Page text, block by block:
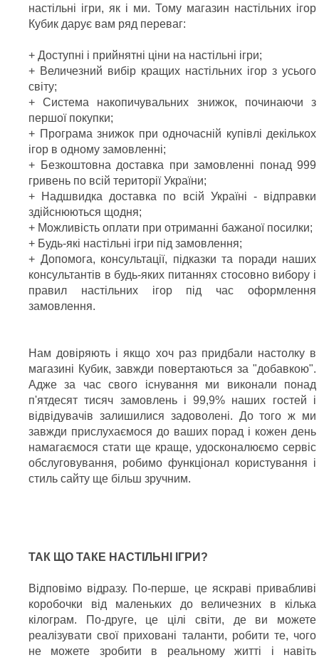
настільні ігри, як і ми. Тому магазин настільних ігор
Кубик дарує вам ряд переваг:
+ Доступні і прийнятні ціни на настільні ігри;
+ Величезний вибір кращих настільних ігор з усього
світу;
+ Система накопичувальних знижок, починаючи з
першої покупки;
+ Програма знижок при одночасній купівлі декількох
ігор в одному замовленні;
+ Безкоштовна доставка при замовленні понад 999
гривень по всій території України;
+ Надшвидка доставка по всій Україні - відправки
здійснюються щодня;
+ Можливість оплати при отриманні бажаної посилки;
+ Будь-які настільні ігри під замовлення;
+ Допомога, консультації, підказки та поради наших
консультантів в будь-яких питаннях стосовно вибору і
правил настільних ігор під час оформлення
замовлення.
Нам довіряють і якщо хоч раз придбали настолку в
магазині Кубик, завжди повертаються за "добавкою".
Адже за час свого існування ми виконали понад
п'ятдесят тисяч замовлень і 99,9% наших гостей і
відвідувачів залишилися задоволені. До того ж ми
завжди прислухаємося до ваших порад і кожен день
намагаємося стати ще краще, удосконалюємо сервіс
обслуговування, робимо функціонал користування і
стиль сайту ще більш зручним.
ТАК ЩО ТАКЕ НАСТІЛЬНІ ІГРИ?
Відповімо відразу. По-перше, це яскраві привабливі
коробочки від маленьких до величезних в кілька
кілограм. По-друге, це цілі світи, де ви можете
реалізувати свої приховані таланти, робити те, чого
не можете зробити в реальному житті і навіть